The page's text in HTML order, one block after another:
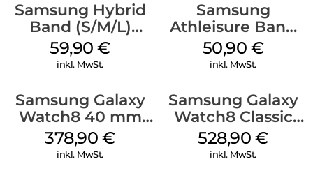
Samsung Hybrid
Band (S/M/L)
Galaxy
Watch8/Watch8
59,90€
inkl. MwSt.
Samsung
Athleisure Band
(M/L) Galaxy
Watch8/Watch8
50,90 €
inkl. MwSt.
Samsung Galaxy
Watch8 40 mm
Graphite
378,90€
inkl. MwSt.
Samsung Galaxy
Watch8 Classic
Black
528,90€
inkl. MwSt.